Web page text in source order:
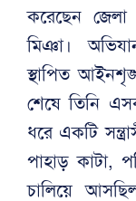
করেছেন জেলা
মিঞা।
স্থাপিত
শেষে তিনি
ধরে একটি
পাহাড় কাটা,
চালিয়ে